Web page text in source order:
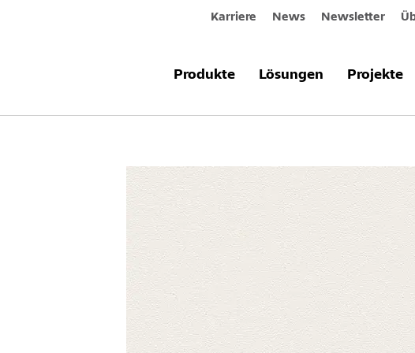
Karriere News Newsletter
Produkte Lösungen Projekte
Effizientes